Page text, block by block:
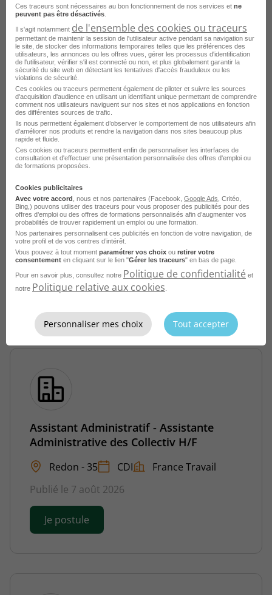
Redon - 35
Publié le 7 août 2026
Je postule
Agent - Agente d'Entretien et de
Maintenance des Bâtiments H/F
Redon - 35 CDI
Publié le 7 août 2026
Je postule
Assistant Administratif - Assistante
Administrative des Collectiv H/F
Redon - 35 CDI
France Travail
Publié le 7 août 2026
Je postule
Ces traceurs sont nécessaires au bon fonctionnement de nos services et ne
peuvent pas être désactivés
Il s'agit notamment de l'ensemble des cookies ou traceurs
permettant de maintenir la session de l'utilisateur active pendant sa navigation sur
le site, de stocker des informations temporaires telles que les préférences des
utilisateurs, les annonces ou les offres vues, gérer les processus d'identification
de l'utilisateur, vérifier s'il est connecté ou non, et plus globalement garantir la
sécurité du site web en détectant les tentatives d'accès frauduleux ou les
violations de sécurité.
Ces cookies ou traceurs permettent également de piloter et suivre les sources
d'acquisition d'audience en utilisant un identifiant unique permettant de comprendre
comment nos utilisateurs naviguent sur nos sites et nos applications en fonction
des différentes sources de trafic.
Ils nous permettent également d’observer le comportement de nos utilisateurs afin
d'améliorer nos produits et rendre la navigation dans nos sites beaucoup plus
rapide et fluide.
Ces cookies ou traceurs permettent enfin de personnaliser les interfaces de
consultation et d'effectuer une présentation personnalisée des offres d'emploi ou
de formations proposées.
Cookies publicitaires
Avec votre accord , nous et nos partenaires (Facebook, Google Ads , Critéo,
Bing,) pouvons utiliser des traceurs pour vous proposer des publicités pour des
offres d’emploi ou des offres de formations personnalisés afin d’augmenter vos
probabilités de trouver rapidement un emploi ou une formation.
Nos partenaires personnalisent ces publicités en fonction de votre navigation, de
votre profil et de vos centres d’intérêt.
Vous pouvez à tout moment paramétrer vos choix ou retirer votre
consentement en cliquant sur le lien "Gérer les traceurs" en bas de page.
Pour en savoir plus, consultez notre Politique de confidentialité et
notre Politique relative aux cookies
Personnaliser mes choix Tout accepter